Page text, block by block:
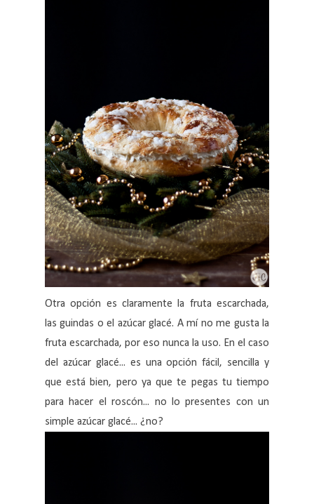
Otra opción es claramente la fruta escarchada,
las guindas o el azúcar glacé. A mí no me gusta la
fruta escarchada, por eso nunca la uso. En el caso
del azúcar glacé... es una opción fácil, sencilla y
que está bien, pero ya que te pegas tu tiempo
para hacer el roscón... no lo presentes con un
simple azúcar glacé... ¿no?